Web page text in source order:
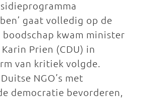
gaat volledig op de
kwam minister
Prien (CDU) in
van kritiek volgde.
NGO’s met
democratie bevorderen,